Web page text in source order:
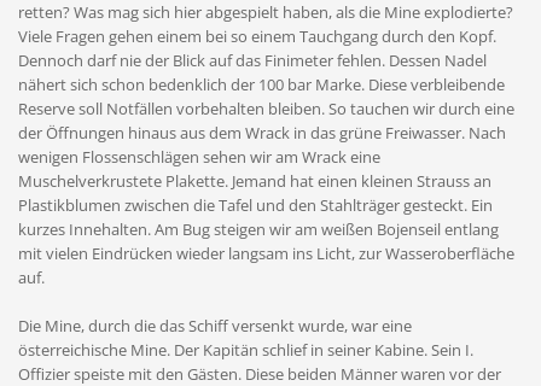
retten? Was mag sich hier abgespielt haben, als die Mine explodierte?
Viele Fragen gehen einem bei so einem Tauchgang durch den Kopf.
Dennoch darf nie der Blick auf das Finimeter fehlen. Dessen Nadel
nähert sich schon bedenklich der 100 bar Marke. Diese verbleibende
Reserve soll Notfällen vorbehalten bleiben. So tauchen wir durch eine
der Öffnungen hinaus aus dem Wrack in das grüne Freiwasser. Nach
wenigen Flossenschlägen sehen wir am Wrack eine
Muschelverkrustete Plakette. Jemand hat einen kleinen Strauss an
Plastikblumen zwischen die Tafel und den Stahlträger gesteckt. Ein
kurzes Innehalten. Am Bug steigen wir am weißen Bojenseil entlang
mit vielen Eindrücken wieder langsam ins Licht, zur Wasseroberfläche
auf.
Die Mine, durch die das Schiff versenkt wurde, war eine
österreichische Mine. Der Kapitän schlief in seiner Kabine. Sein I.
Offizier speiste mit den Gästen. Diese beiden Männer waren vor der